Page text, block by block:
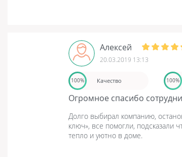
Алексей
20.03.2019 13:13
100% Качество 100%
Огромное спасибо
Долго выбирал компанию,
ключ», все помогли, подсказали
тепло и уютно в доме.